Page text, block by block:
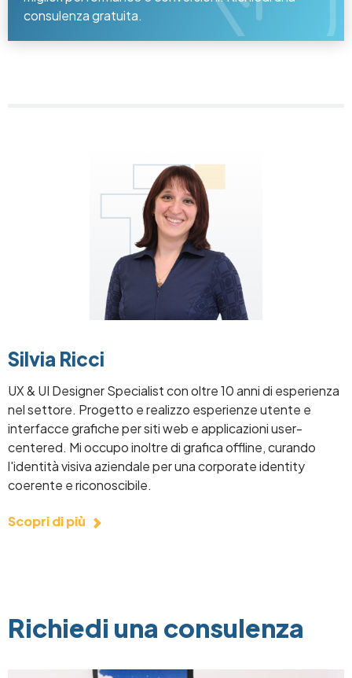
consulenza gratuita.
Silvia Ricci
UX & UI Designer Specialist con oltre 10 anni di esperienza
nel settore. Progetto e realizzo esperienze utente e
interfacce grafiche per siti web e applicazioni user-
centered. Mi occupo inoltre di grafica offline, curando
l'identità visiva aziendale per una corporate identity
coerente e riconoscibile.
Scopri di più
Richiedi una consulenza